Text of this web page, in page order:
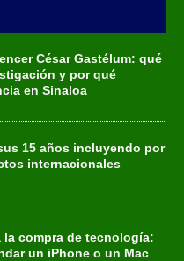
César Gastélum: qué
y por qué
en Sinaloa
15 años incluyendo por
internacionales
compra de tecnología:
un iPhone o un Mac